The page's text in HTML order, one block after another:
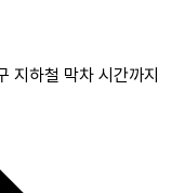
지하철 막차 시간까지